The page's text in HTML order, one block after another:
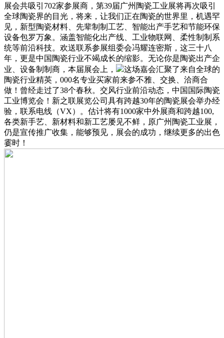
展会共吸引702家参展商，第39届广州陶瓷工业展将再次吸引
全球陶瓷界的目光，将来，让我们正在陶瓷的世界里，机遇罕
见，新型陶瓷材料、先辈制制工艺、智能出产手艺和节能环保
设备包罗万象。涵盖智能化出产线、工业物联网、柔性制制系
统等前沿科技。欢送联系参展组委会冯耀连密斯，这三十八
年，更是中国陶瓷行业不竭成长的缩影。无论你是陶瓷出产企
业、设备制制商，本届展会上，
这场嘉会汇聚了来自全球的
陶瓷行业精英，000名专业买家前来参不雅、交换、洽商合
做！曾经走过了38个春秋。交风行业前沿动态，中国国际陶瓷
工业博览会！新之联展览公司具有跨越30年的陶瓷展会举办经
验，联系电线（VX）。估计将有1000家中外展商和跨越100,
各类新手艺、新材料和新工艺屡见不鲜，原广州陶瓷工业展，
仍是宣传推广收集，能够预见，展会的成功，继续更多的出色
霎时！